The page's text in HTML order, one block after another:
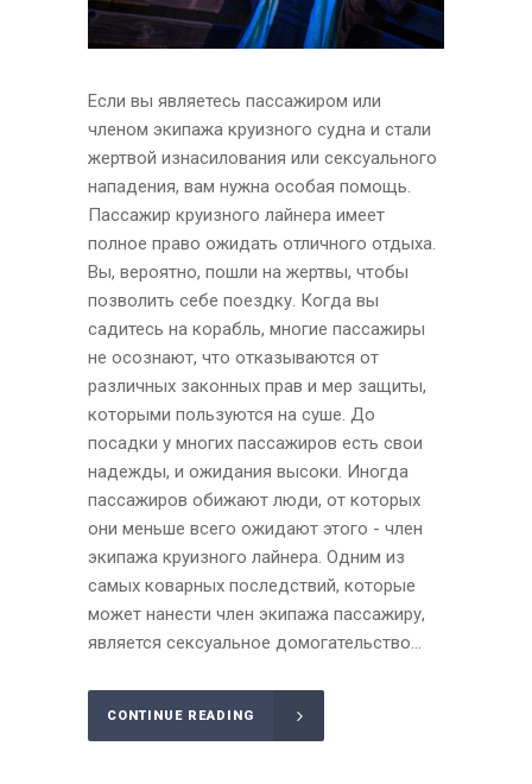
Если вы являетесь пассажиром или
членом экипажа круизного судна и стали
жертвой изнасилования или сексуального
нападения, вам нужна особая помощь.
Пассажир круизного лайнера имеет
полное право ожидать отличного отдыха.
Вы, вероятно, пошли на жертвы, чтобы
позволить себе поездку. Когда вы
садитесь на корабль, многие пассажиры
не осознают, что отказываются от
различных законных прав и мер защиты,
которыми пользуются на суше. До
посадки у многих пассажиров есть свои
надежды, и ожидания высоки. Иногда
пассажиров обижают люди, от которых
они меньше всего ожидают этого - член
экипажа круизного лайнера. Одним из
самых коварных последствий, которые
может нанести член экипажа пассажиру,
является сексуальное домогательство...
CONTINUE READING